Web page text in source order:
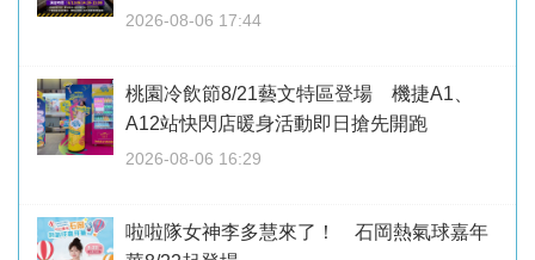
2026-08-06 17:44
桃園冷飲節8/21藝文特區登場 機捷A1、
A12站快閃店暖身活動即日搶先開跑
2026-08-06 16:29
啦啦隊女神李多慧來了！ 石岡熱氣球嘉年